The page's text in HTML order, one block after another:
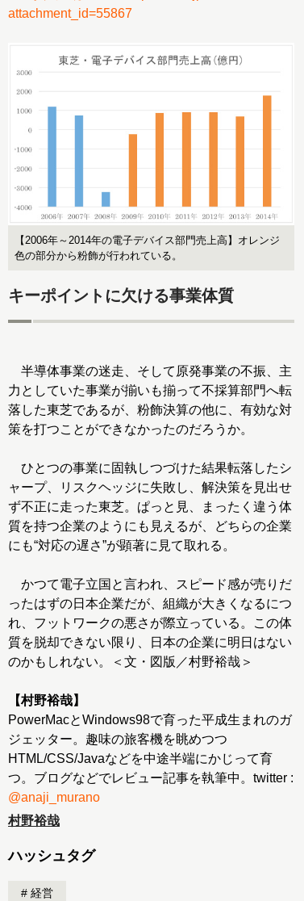
attachment_id=55867
【2006年～2014年の電子デバイス部門売上高】オレンジ
色の部分から粉飾が行われている。
キーポイントに欠ける事業体質
半導体事業の迷走、そして原発事業の不振、主
力としていた事業が揃いも揃って不採算部門へ転
落した東芝であるが、粉飾決算の他に、有効な対
策を打つことができなかったのだろうか。
ひとつの事業に固執しつづけた結果転落したシ
ャープ、リスクヘッジに失敗し、解決策を見出せ
ず不正に走った東芝。ぱっと見、まったく違う体
質を持つ企業のようにも見えるが、どちらの企業
にも“対応の遅さ”が顕著に見て取れる。
かつて電子立国と言われ、スピード感が売りだ
ったはずの日本企業だが、組織が大きくなるにつ
れ、フットワークの悪さが際立っている。この体
質を脱却できない限り、日本の企業に明日はない
のかもしれない。＜文・図版／村野裕哉＞
【村野裕哉】
PowerMacとWindows98で育った平成生まれのガ
ジェッター。趣味の旅客機を眺めつつ
HTML/CSS/Javaなどを中途半端にかじって育
つ。ブログなどでレビュー記事を執筆中。twitter :
@anaji_murano
村野裕哉
ハッシュタグ
経営